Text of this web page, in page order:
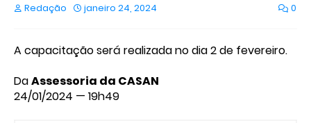
Redação janeiro 24, 2024 0
A capacitação será realizada no dia 2 de fevereiro.
DaAssessoria da CASAN
24/01/2024 — 19h49